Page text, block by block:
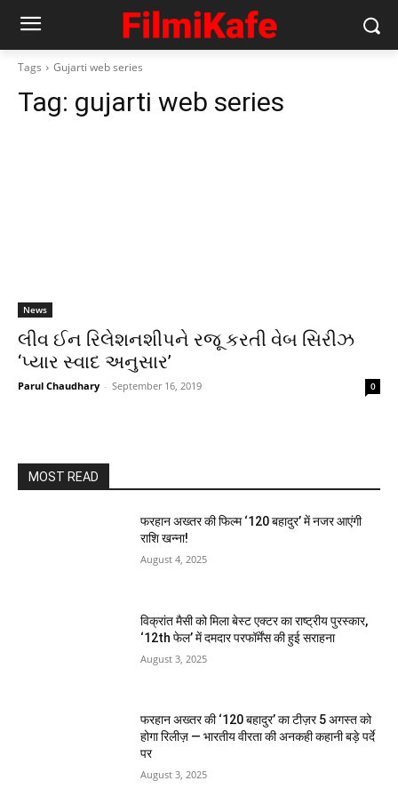
Tags Gujarti web series
Tag: gujarti web series
News
લીવ ઈન રિલેશનશીપને રજૂ કરતી વેબ સિરીઝ
‘પ્યાર સ્વાદ અનુસાર’
Parul Chaudhary - September 16, 2019 0
MOST READ
फरहान अख्तर की फिल्म ‘120 बहादुर’ में नजर आएंगी
राशि खन्ना!
August 4, 2025
विक्रांत मैसी को मिला बेस्ट एक्टर का राष्ट्रीय पुरस्कार,
‘12th फेल’ में दमदार परफॉर्मेंस की हुई सराहना
August 3, 2025
फरहान अख्तर की ‘120 बहादुर’ का टीज़र 5 अगस्त को
होगा रिलीज़ — भारतीय वीरता की अनकही कहानी बड़े पर्दे
पर
August 3, 2025